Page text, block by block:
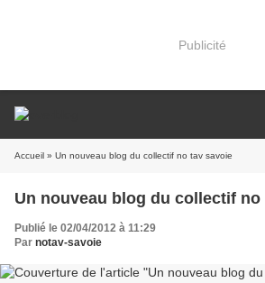
Publicité
Accueil » Un nouveau blog du collectif no tav savoie
Un nouveau blog du collectif no
Publié le 02/04/2012 à 11:29
Par notav-savoie